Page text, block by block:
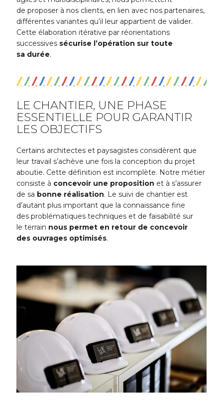
de proposer à nos clients, en lien avec nos partenaires,
différentes variantes qu’il leur appartient de valider.
Cette élaboration itérative par réorientations
successives sécurise l’opération sur toute
sa durée.
LE CHANTIER, UNE PHASE
ESSENTIELLE POUR GARANTIR
LES OBJECTIFS
Certains architectes et paysagistes considèrent que
leur travail s’achève une fois la conception du projet
aboutie. Cette définition est incomplète. Notre métier
consiste à concevoir une proposition et à s’assurer
de sa bonne réalisation. Le suivi de chantier est
d’autant plus important que la connaissance fine
des problématiques techniques et de faisabilité sur
le terrain nous permet en retour de concevoir
des ouvrages optimisés.